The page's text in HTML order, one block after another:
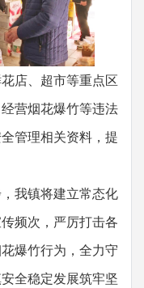
店、超市等重点区
营烟花爆竹等违法
管理相关资料，提
我镇将建立常态化
频次，严厉打击各
爆竹行为，全力守
全稳定发展筑牢坚